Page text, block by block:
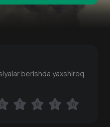
berishda yaxshiroq
6 7 8 9 10
6 7 8 9 10